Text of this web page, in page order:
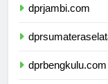
dprjambi.com
dprbengkulu.com